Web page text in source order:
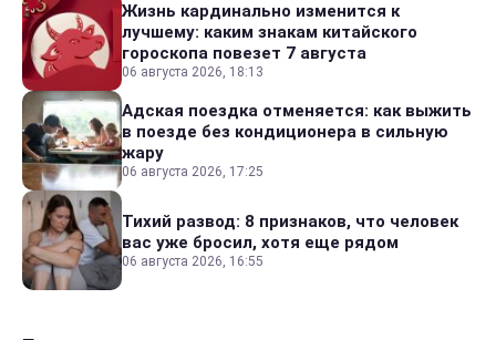
Жизнь кардинально изменится к
лучшему: каким знакам китайского
гороскопа повезет 7 августа
06 августа 2026, 18:13
Адская поездка отменяется: как выжить
в поезде без кондиционера в сильную
жару
06 августа 2026, 17:25
Тихий развод: 8 признаков, что человек
вас уже бросил, хотя еще рядом
06 августа 2026, 16:55